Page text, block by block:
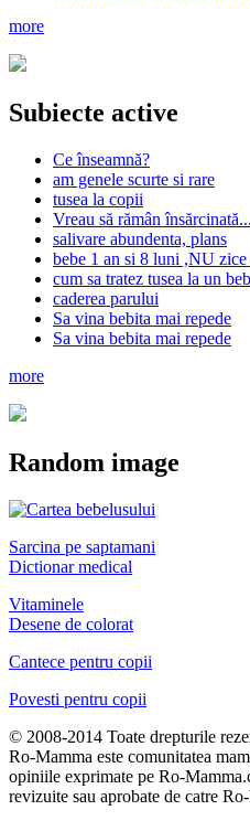
more
Subiecte active
Ce înseamnă?
am genele scurte si rare
tusea la copii
Vreau să rămân însărcinată...
salivare abundenta, plans
bebe 1 an si 8 luni ,NU
cum sa tratez tusea la un
caderea parului
Sa vina bebita mai repede
Sa vina bebita mai repede
more
Random image
Sarcina pe saptamani
Dictionar medical
Vitaminele
Desene de colorat
Cantece pentru copii
Povesti pentru copii
© 2008-2014 Toate drepturile
Ro-Mamma este comunitatea
opiniile exprimate pe Ro-
revizuite sau aprobate de catre